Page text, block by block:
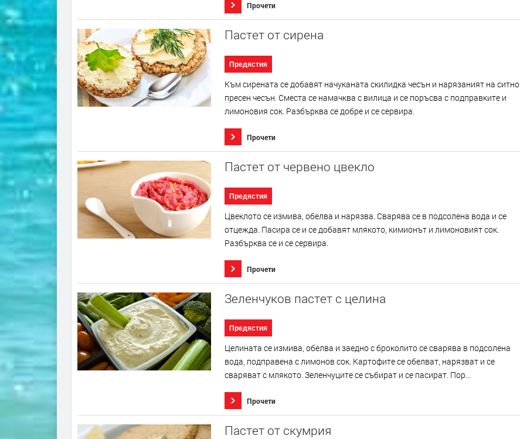
Прочети
Пастет от сирена
Предястия
Към сирената се добавят начуканата скилидка чесън и нарязаният на ситно
пресен чесън. Сместа се намачква с вилица и се поръсва с подправките и
лимоновия сок. Разбърква се добре и се сервира.
Прочети
Пастет от червено цвекло
Предястия
Цвеклото се измива, обелва и нарязва. Сварява се в подсолена вода и се
отцежда. Пасира се и се добавят млякото, кимионът и лимоновият сок.
Разбърква се и се сервира.
Прочети
Зеленчуков пастет с целина
Предястия
Целината се измива, обелва и заедно с броколито се сварява в подсолена
вода, подправена с лимонов сок. Картофите се обелват, нарязват и се
сваряват с млякото. Зеленчуците се събират и се пасират. Пор...
Прочети
Пастет от скумрия